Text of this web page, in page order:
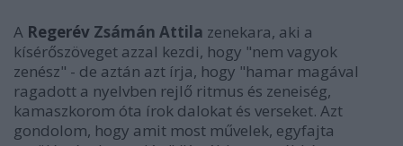
A Regerév Zsámán Attila zenekara, aki a
kísérőszöveget azzal kezdi, hogy "nem vagyok
zenész" - de aztán azt írja, hogy "hamar magával
ragadott a nyelvben rejlő ritmus és zeneiség,
kamaszkorom óta írok dalokat és verseket. Azt
gondolom, hogy amit most művelek, egyfajta